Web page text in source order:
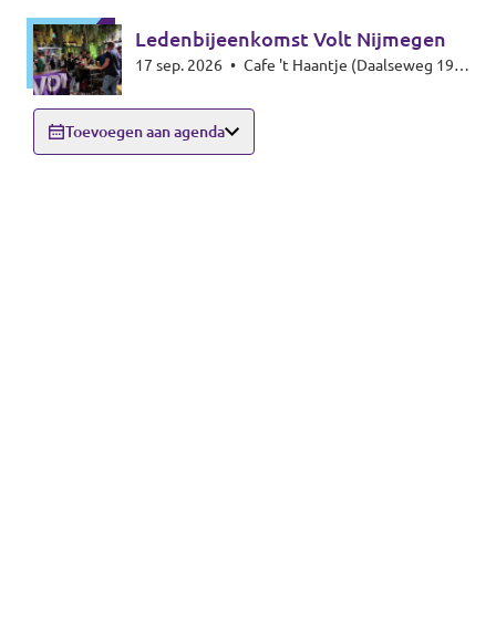
Ledenbijeenkomst Volt Nijmegen
17 sep. 2026 •
Toevoegen aan agenda